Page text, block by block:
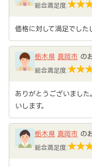
総合満足度:
価格に対して満足でした
栃木県 真岡市 の
総合満足度:
ありがとうございまし
いします。
栃木県 真岡市 の
総合満足度: